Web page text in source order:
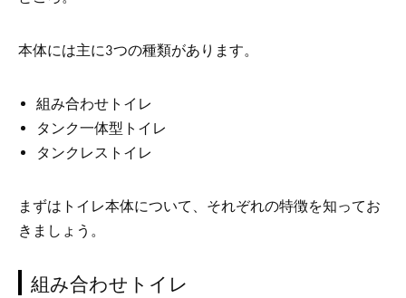
本体には主に3つの種類があります。
組み合わせトイレ
タンク一体型トイレ
タンクレストイレ
まずはトイレ本体について、それぞれの特徴を知ってお
きましょう。
組み合わせトイレ